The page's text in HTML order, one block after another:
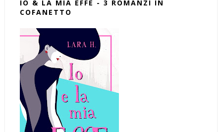
IO & LA MIA EFFE - 3 ROMANZI IN
COFANETTO